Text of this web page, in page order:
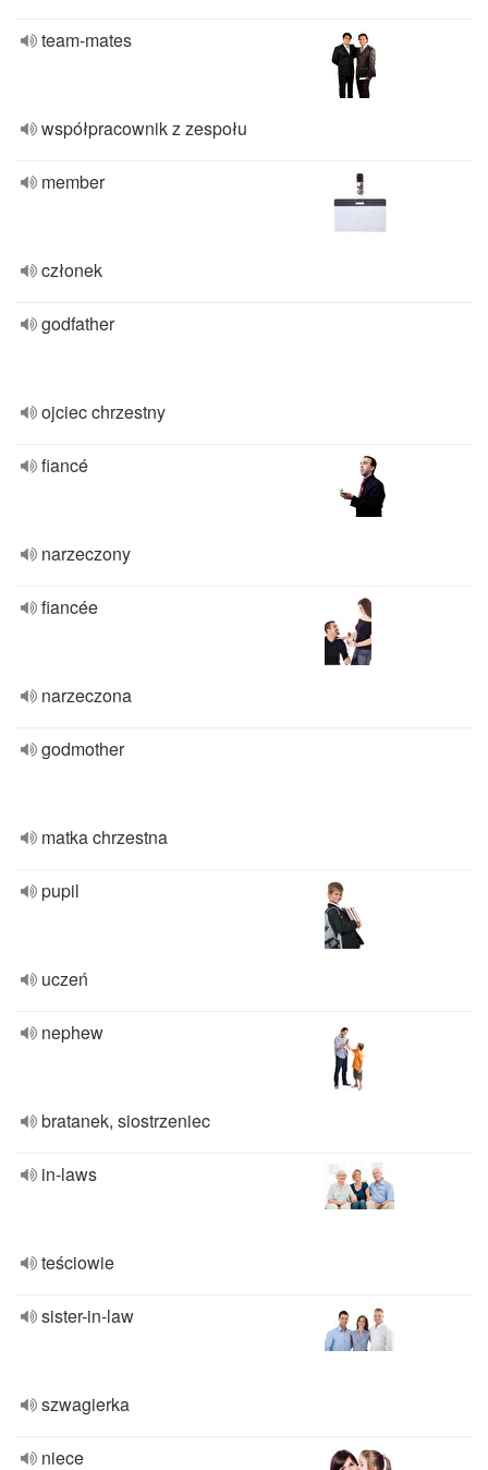
team-mates
współpracownik z zespołu
member
członek
godfather
ojciec chrzestny
fiancé
narzeczony
fiancée
narzeczona
godmother
matka chrzestna
pupil
uczeń
nephew
bratanek, siostrzeniec
in-laws
teściowie
sister-in-law
szwagierka
niece